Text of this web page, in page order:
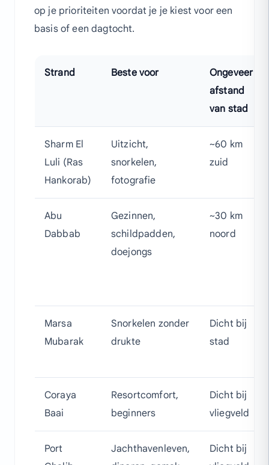
op je prioriteiten voordat je je kiest voor een
basis of een dagtocht.
Strand Beste voor
Ongeveer
afstand
van stad
Sharm El
Luli (Ras
Hankorab)
Uitzicht,
snorkelen,
fotografie
~60 km
zuid
Abu
Dabbab
Gezinnen,
schildpadden,
doejongs
~30 km
noord
Marsa
Mubarak
Snorkelen zonder
drukte
Dicht bij
stad
Coraya
Baai
Resortcomfort,
beginners
Dicht bij
vliegveld
Port
Jachthavenleven,
Dicht bij